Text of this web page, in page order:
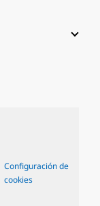
Configuración de
cookies